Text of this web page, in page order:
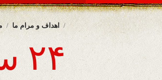
اهداف و مرام ما
۲۴ ساعت